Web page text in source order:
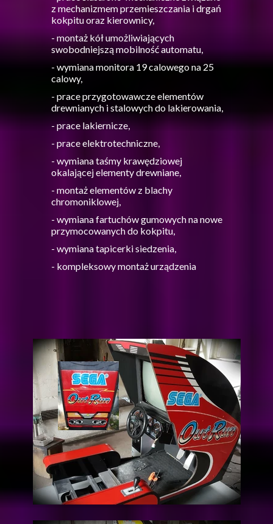
z mechanizmem przemieszczania i drgań
kokpitu oraz kierownicy,
- montaż kół umożliwiających
swobodniejszą mobilność automatu,
- wymiana monitora 19 calowego na 25
calowy,
- prace przygotowawcze elementów
drewnianych i stalowych do lakierowania,
- prace lakiernicze,
- prace elektrotechniczne,
- wymiana taśmy krawędziowej
okalającej elementy drewniane,
- montaż elementów z blachy
chromoniklowej,
- wymiana fartuchów gumowych na nowe
przymocowanych do kokpitu,
- wymiana tapicerki siedzenia,
- kompleksowy montaż urządzenia